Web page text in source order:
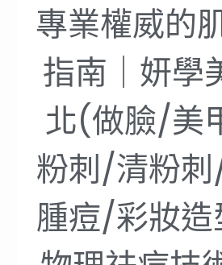
專業權威的
指南｜妍學
北(做臉/美
粉刺/清粉
腫痘/彩妝